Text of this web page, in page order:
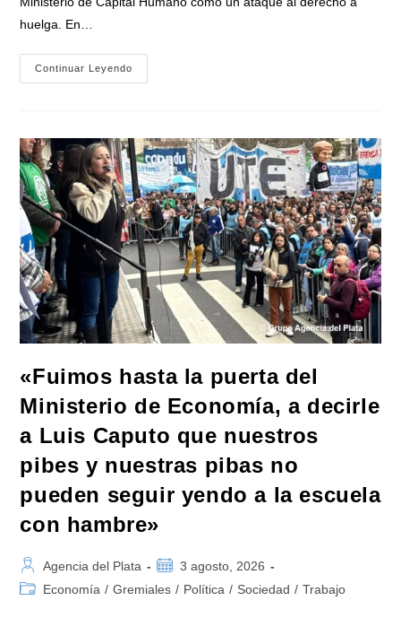
huelga. En…
Continuar Leyendo
Saldo
En
Defensa
De
La
Educación
Pública:
«95%
De
Acatamiento
Y
Fuerte
Rechazo
A
Las
Amenazas
De
Pettovello»
«Fuimos hasta la puerta del
Ministerio de Economía, a decirle
a Luis Caputo que nuestros
pibes y nuestras pibas no
pueden seguir yendo a la escuela
con hambre»
Autor
de
Agencia del Plata
Publicación
de
3 agosto, 2026
Categoría
Economía / Gremiales / Política / Sociedad / Trabajo